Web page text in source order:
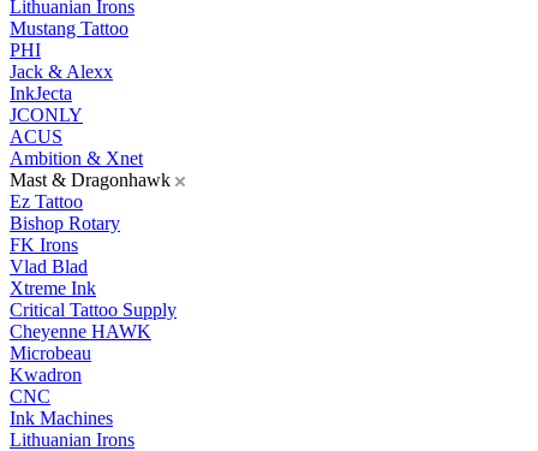
Lithuanian Irons
Mustang Tattoo
PHI
Jack & Alexx
InkJecta
JCONLY
ACUS
Ambition & Xnet
Mast & Dragonhawk
Ez Tattoo
Bishop Rotary
FK Irons
Vlad Blad
Xtreme Ink
Critical Tattoo Supply
Cheyenne HAWK
Microbeau
Kwadron
CNC
Ink Machines
Lithuanian Irons